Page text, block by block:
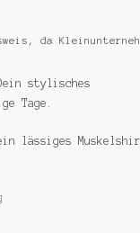
da
Dein stylisches
Tage.
lässiges